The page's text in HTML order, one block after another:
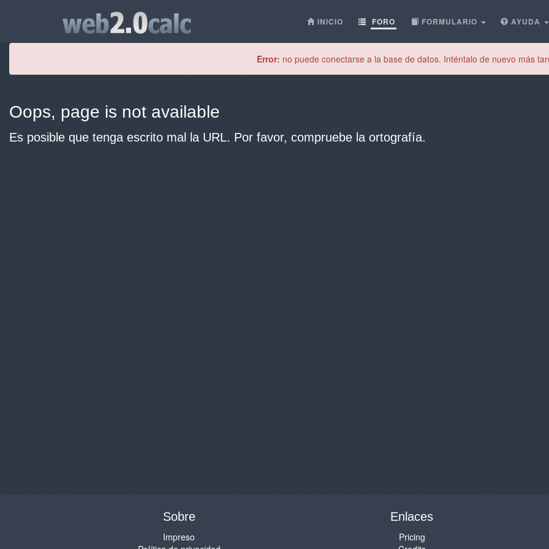
INICIO FORO FORMULARIO AYUDA
Error: no puede conectarse a la base de datos. Inténtalo de nuevo más
Oops, page is not available
Es posible que tenga escrito mal la URL. Por favor, compruebe la ortografía.
Sobre
Impreso
Enlaces
Pricing